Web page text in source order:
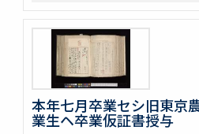
本年七月卒業セシ旧東京
業生ヘ卒業仮証書授与